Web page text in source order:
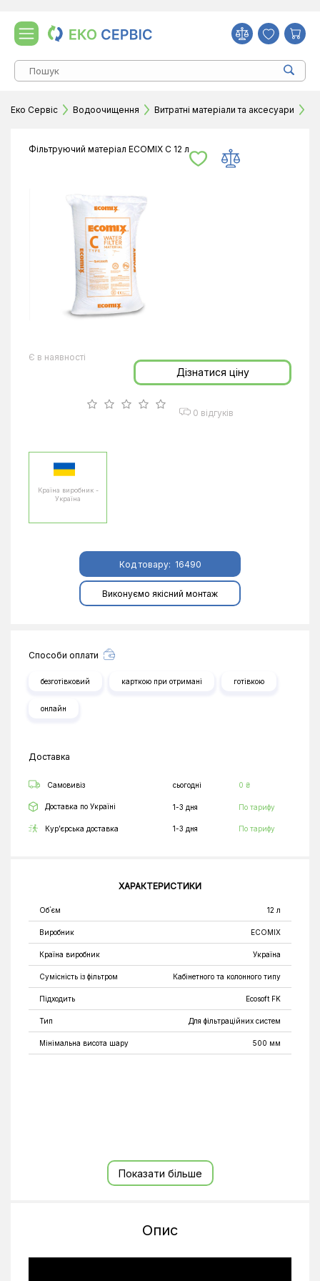
Еко Сервіс Водоочищення Витратні матеріали та аксесуари
Фільтруючий матеріал ECOMIX С 12 л
Є в наявності
Дізнатися ціну
0 відгуків
Країна виробник -
Україна
Код товару: 16490
Виконуємо якісний монтаж
Способи оплати
безготівковий карткою при отримані готівкою
онлайн
Доставка
Самовивіз сьогодні 0 ₴
Доставка по Україні 1-3 дня По тарифу
Кур’єрська доставка 1-3 дня По тарифу
ХАРАКТЕРИСТИКИ
Об`єм 12 л
Виробник ECOMIX
Країна виробник Україна
Сумісність із фільтром Кабінетного та колонного типу
Підходить Ecosoft FK
Тип Для фільтраційних систем
Мінімальна висота шару 500 мм
Показати більше
Опис